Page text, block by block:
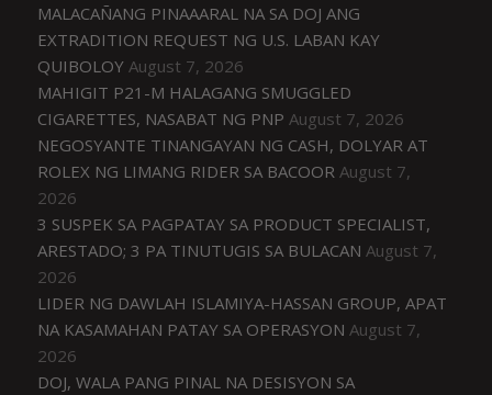
MALACAÑANG PINAAARAL NA SA DOJ ANG
EXTRADITION REQUEST NG U.S. LABAN KAY
QUIBOLOY August 7, 2026
MAHIGIT P21-M HALAGANG SMUGGLED
CIGARETTES, NASABAT NG PNP August 7, 2026
NEGOSYANTE TINANGAYAN NG CASH, DOLYAR AT
ROLEX NG LIMANG RIDER SA BACOOR August 7,
2026
3 SUSPEK SA PAGPATAY SA PRODUCT SPECIALIST,
ARESTADO; 3 PA TINUTUGIS SA BULACAN August 7,
2026
LIDER NG DAWLAH ISLAMIYA-HASSAN GROUP, APAT
NA KASAMAHAN PATAY SA OPERASYON August 7,
2026
DOJ, WALA PANG PINAL NA DESISYON SA